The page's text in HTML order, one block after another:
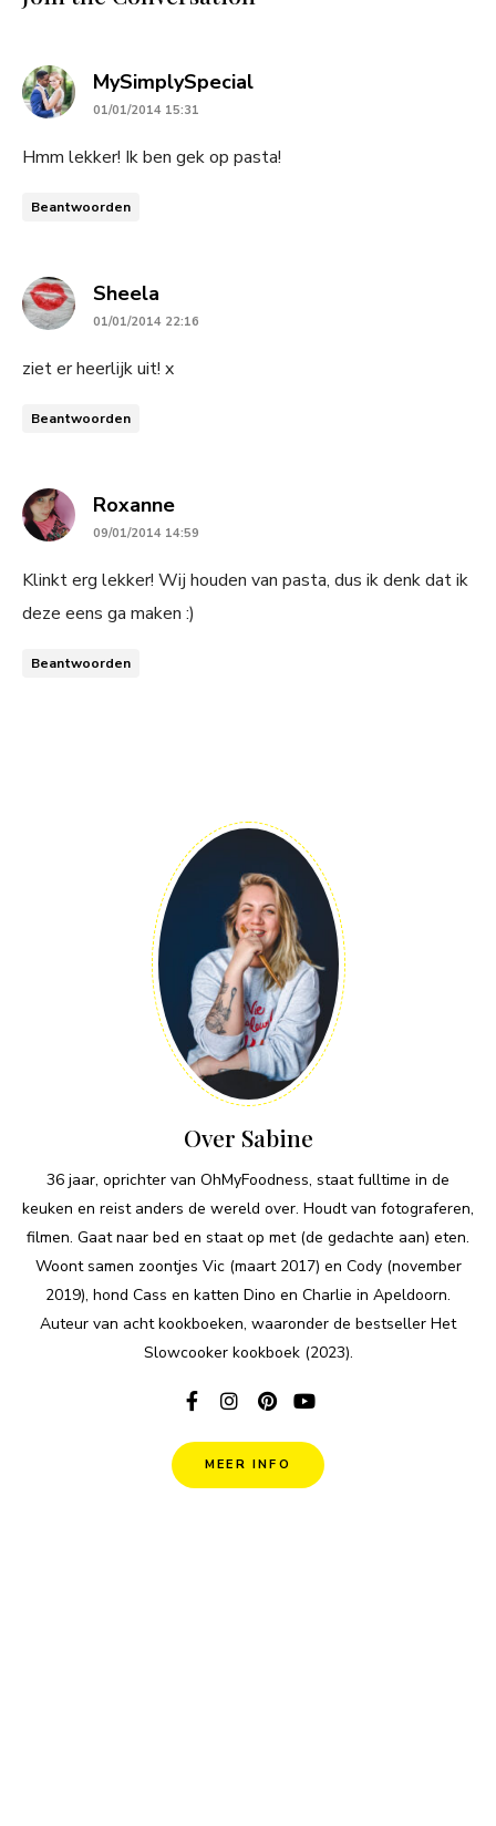
MySimplySpecialsays:
01/01/2014 15:31
Hmm lekker! Ik ben gek op pasta!
Beantwoorden
Sheela
01/01/2014 22:16
ziet er heerlijk uit! x
Beantwoorden
Roxannesays:
09/01/2014 14:59
Klinkt erg lekker! Wij houden van pasta, dus ik denk dat ik
deze eens ga maken :)
Beantwoorden
Over Sabine
36 jaar, oprichter van OhMyFoodness, staat fulltime in de
keuken en reist anders de wereld over. Houdt van fotograferen,
filmen. Gaat naar bed en staat op met (de gedachte aan) eten.
Woont samen zoontjes Vic (maart 2017) en Cody (november
2019), hond Cass en katten Dino en Charlie in Apeldoorn.
Auteur van acht kookboeken, waaronder de bestseller Het
Slowcooker kookboek (2023).
MEER INFO